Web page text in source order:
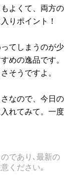
よくて、両方の
りポイント！
てしまうのが少
めの逸品です。
そうですよ。
なので、今日の
れてみて。一度
であり､最新の
ください｡